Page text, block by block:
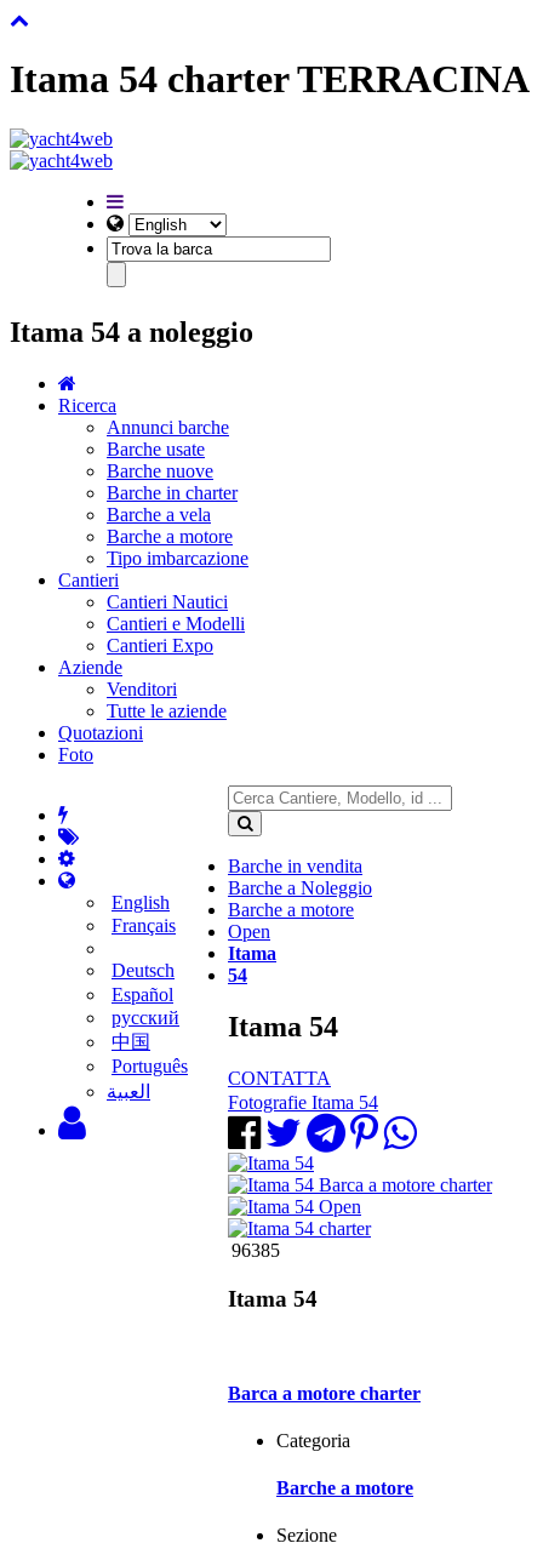
Itama 54 charter TERRACINA
Itama 54 a noleggio
Ricerca
Annunci barche
Barche usate
Barche nuove
Barche in charter
Barche a vela
Barche a motore
Tipo imbarcazione
Cantieri
Cantieri Nautici
Cantieri e Modelli
Cantieri Expo
Aziende
Venditori
Tutte le aziende
Quotazioni
Foto
English
Français
Deutsch
Español
русский
中国
Português
‫العبية
Barche in vendita
Barche a Noleggio
Barche a motore
Open
Itama
54
Itama 54
CONTATTA
Fotografie Itama 54
96385
Itama 54
Barca a motore charter
Categoria
Barche a motore
Sezione